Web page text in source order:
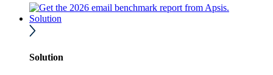
Solution
Solution